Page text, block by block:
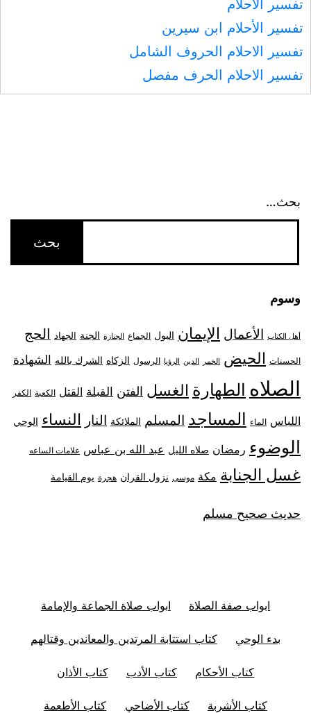
تفسير الأحلام
تفسير الأحلام ابن سيرين
تفسير الاحلام الحروف الشامل
تفسير الاحلام الحرف مفصل
بحث…
وسوم
أهل الكتاب الأعمال الإيمان البول الجماع الجنازة الجنة الجهاد الحج
الحسنات الحيض الخمر الدين الرؤيا الرسول الزكاه الشرك بالله الشهادة
الصلاه الطهارة الغسل الفتن القبلة القتل الكعبة الكفر
اللباس الماء المساجد المسلم الملائكة النار النساء الوحي
الوضوء رمضان صلاه الليل عبد الله بن عباس علامات الساعه
غسل الجنابة مكة موسى نزول القران هجرة يوم القيامة
حديث صحيح مسلم
ابواب صفة الصلاة ابواب صلاة الجماعة والإمامة
بدء الوحي كتاب استتابة المرتدين والمعاندين وقتالهم
كتاب الأحكام كتاب الأدب كتاب الأذان
كتاب الأشربة كتاب الأضاحي كتاب الأطعمة